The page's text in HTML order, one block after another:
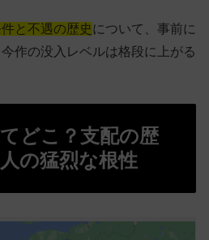
と不遇の歴史 について、事前に
作の没入レベルは格段に上がる
どこ？支配の歴
の猛烈な根性